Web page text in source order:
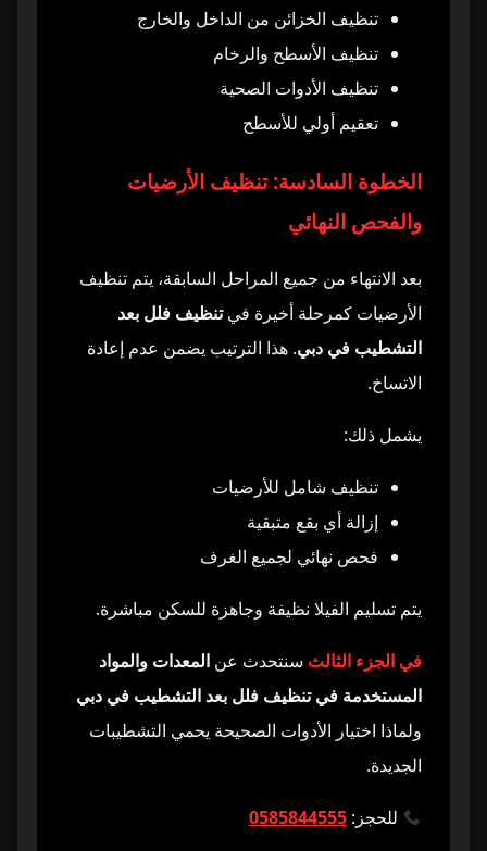
تنظيف الخزائن من الداخل والخارج
تنظيف الأسطح والرخام
تنظيف الأدوات الصحية
تعقيم أولي للأسطح
الخطوة السادسة: تنظيف الأرضيات
والفحص النهائي
بعد الانتهاء من جميع المراحل السابقة، يتم تنظيف
الأرضيات كمرحلة أخيرة فيتنظيف فلل بعد
التشطيب في دبي. هذا الترتيب يضمن عدم إعادة
الاتساخ.
يشمل ذلك:
تنظيف شامل للأرضيات
إزالة أي بقع متبقية
فحص نهائي لجميع الغرف
يتم تسليم الفيلا نظيفة وجاهزة للسكن مباشرة.
في الجزء الثالث سنتحدث عن المعدات والمواد
المستخدمة في تنظيف فلل بعد التشطيب في دبي
ولماذا اختيار الأدوات الصحيحة يحمي التشطيبات
الجديدة.
للحجز:0585844555